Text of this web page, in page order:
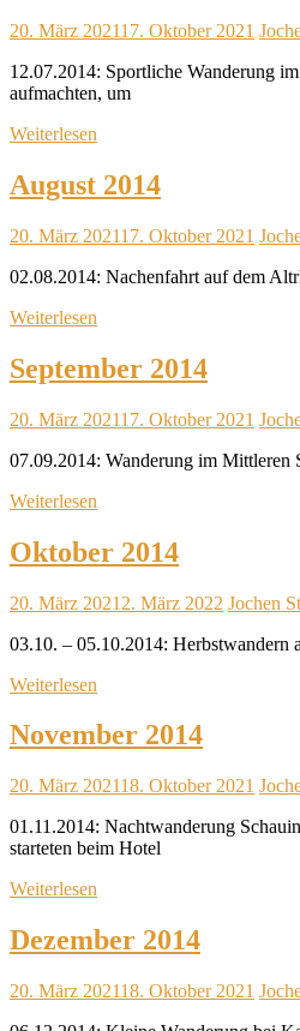
20. März 202117. Oktober 2021
12.07.2014: Sportliche Wanderung
aufmachten, um
Weiterlesen
August 2014
20. März 202117. Oktober 2021
02.08.2014: Nachenfahrt auf dem
Weiterlesen
September 2014
20. März 202117. Oktober 2021
07.09.2014: Wanderung im Mittleren
Weiterlesen
Oktober 2014
20. März 2021 2. März 2022 Jochen
03.10. – 05.10.2014: Herbstwandern
Weiterlesen
November 2014
20. März 202118. Oktober 2021
01.11.2014: Nachtwanderung
starteten beim Hotel
Weiterlesen
Dezember 2014
20. März 202118. Oktober 2021